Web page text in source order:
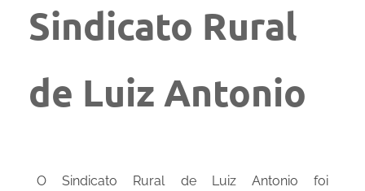
Sindicato Rural
de Luiz Antonio
O Sindicato Rural de Luiz Antonio foi